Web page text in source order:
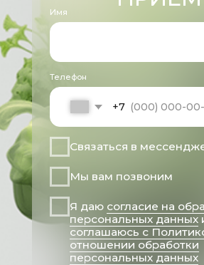
Генеральный директор
Кушнарева Татьяна Викторовна
Дата государственной
регистрации 25.03.2025
Политика в отношении обработки
персональных данных
Условия обработки пользовательских
Согласие на обработку персональных
данных
Имеются противопоказания, необходима
консультация специалиста
Все права защищены 2025